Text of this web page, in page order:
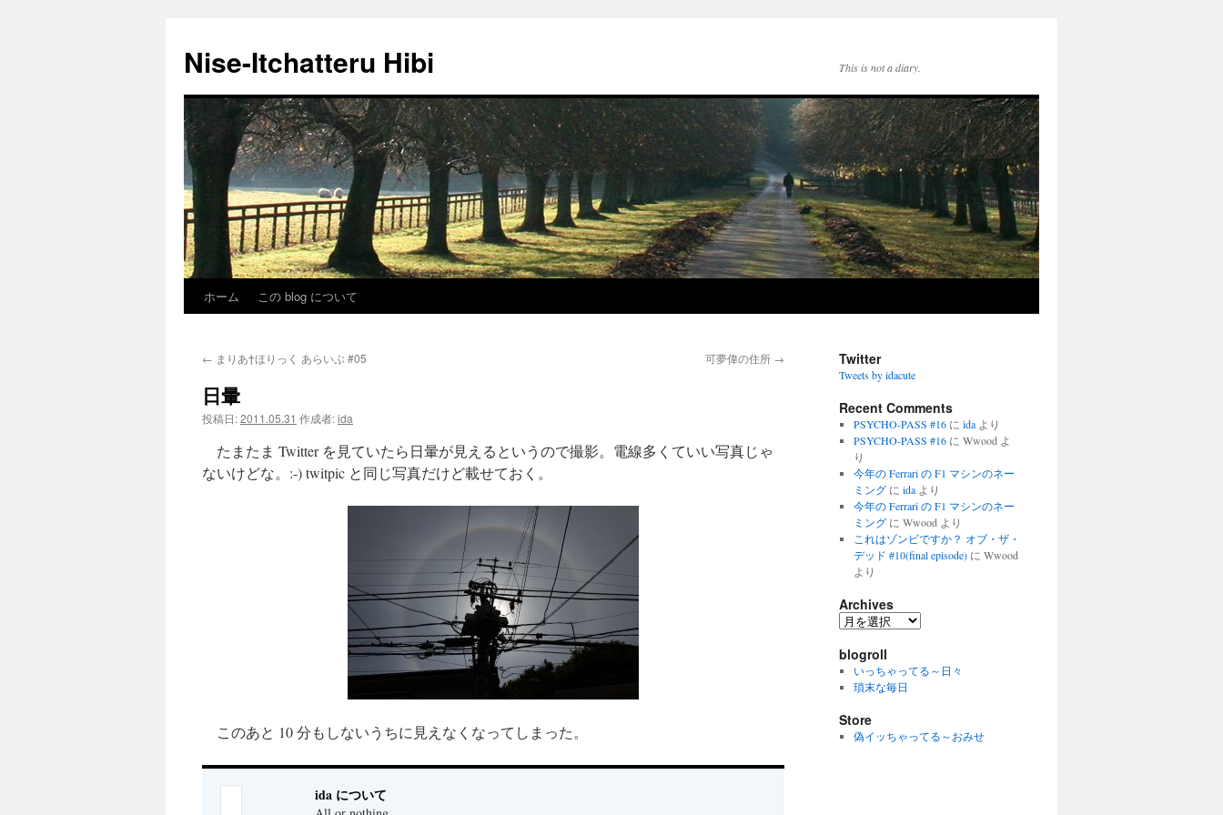
Nise-Itchatteru Hibi This is not a diary.
ホーム この blog について
← まりあ†ほりっく あらいぶ #05 可夢偉の住所 →
日暈
投稿日:2011.05.31 作成者:ida
たまたま Twitter を見ていたら日暈が見えるというので撮影。電線多くていい写真じゃ
ないけどな。:-) twitpic と同じ写真だけど載せておく。
このあと 10 分もしないうちに見えなくなってしまった。
ida について
Twitter
Tweets by idacute
Recent Comments
PSYCHO-PASS #16に idaより
PSYCHO-PASS #16に Wwood よ
り
今年の Ferrari の F1 マシンのネー
ミングに idaより
今年の Ferrari の F1 マシンのネー
ミングに Wwood より
これはゾンビですか？ オブ・ザ・
デッド #10(final episode)に Wwood
より
Archives
Archives
blogroll
いっちゃってる～日々
瑣末な毎日
Store
偽イッちゃってる～おみせ